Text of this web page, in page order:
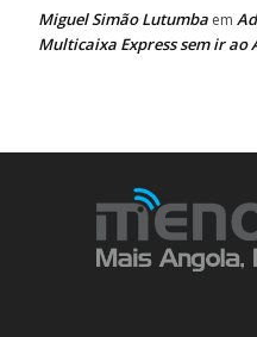
Miguel Simão Lutumba em
Multicaixa Express sem ir ao